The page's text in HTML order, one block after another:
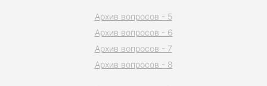
Архив вопросов - 5
Архив вопросов - 6
Архив вопросов - 7
Архив вопросов - 8